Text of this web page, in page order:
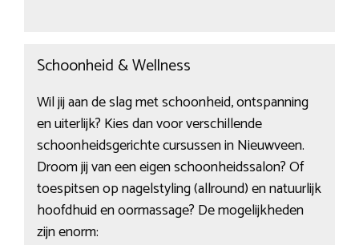
Schoonheid & Wellness
Wil jij aan de slag met schoonheid, ontspanning
en uiterlijk? Kies dan voor verschillende
schoonheidsgerichte cursussen in Nieuwveen.
Droom jij van een eigen schoonheidssalon? Of
toespitsen op nagelstyling (allround) en natuurlijk
hoofdhuid en oormassage? De mogelijkheden
zijn enorm: